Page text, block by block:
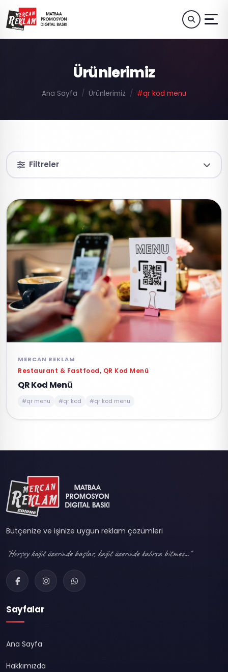
Ürünlerimiz
Ana Sayfa Ürünlerimiz #qr kod menu
Filtreler
MERCAN REKLAM
Restaurant & Fastfood, QR Kod Menü
QR Kod Menü
#qr menu #qr kod #qr kod menu
Bütçenize ve işinize uygun reklam çözümleri
"Herşey kağıt üzerinde başlar, kağıt üzerinde kalırsa bitmez..."
Sayfalar
Ana Sayfa
Hakkımızda